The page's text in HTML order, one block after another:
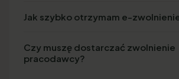
Jak szybko otrzymam e-
Czy muszę dostarczać zwolnienie
pracodawcy?